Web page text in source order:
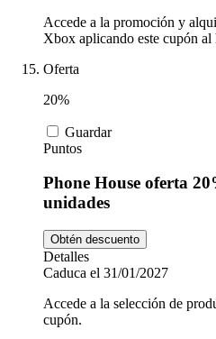
Accede a la promoción y
Xbox aplicando este cupón al
Oferta
20%
Guardar
Puntos
Phone House oferta
unidades
Obtén descuento
Detalles
Caduca el 31/01/2027
Accede a la selección de
cupón.